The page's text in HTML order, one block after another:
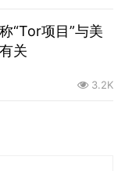
“Tor项目”与美
关
3.2K